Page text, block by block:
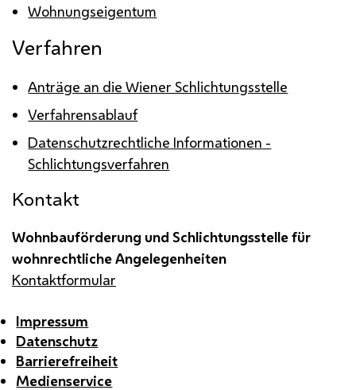
Wohnungseigentum
Verfahren
Anträge an die Wiener Schlichtungsstelle
Verfahrensablauf
Datenschutzrechtliche Informationen -
Schlichtungsverfahren
Kontakt
Wohnbauförderung und Schlichtungsstelle für
wohnrechtliche Angelegenheiten
Kontaktformular
Impressum
Datenschutz
Barrierefreiheit
Medienservice